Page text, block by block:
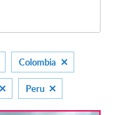
Colombia
Peru